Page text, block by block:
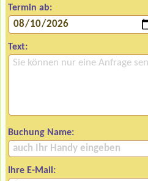
Termin ab:
Text:
Buchung Name:
Ihre E-Mail: